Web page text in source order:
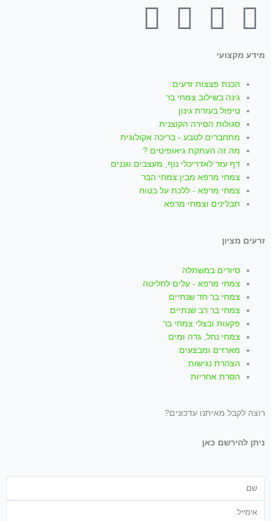
F
a
c
e
b
o
o
k
f
Y
o
u
t
u
b
e
I
s
t
a
g
r
m
W
s
a
p
k
מידע מקצועי
הכנת פצצות זרעים
גינה בשילוב צמחי בר
טיפול בעזרת גינון
סגולות הסירה הקוצנית
מתחברים לטבע - בריכה אקולוגית
מה זה העתקת גיאופיטים ?
דף עזר לאדריכלי נוף, מעצבים וגננים
צמחי מרפא מבין צמחי הבר
צמחי מרפא - ללכת על בטוח
תבלינים וצמחי מרפא
זרעים מציון
סיורים במשתלה
צמחי מרפא - עלים לחליטה
צמחי בר חד שנתיים
צמחי בר רב שנתיים
פקעות ובצלי צמחי בר
צמחי נחל, גדה ומים
מארזים ומבצעים
הצהרת נגישות
הסרת אחריות
רוצה לקבל מאיתנו עדכונים?
ניתן להירשם כאן